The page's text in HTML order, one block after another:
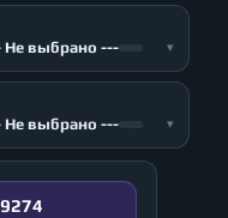
Не выбрано --- ▾
Не выбрано --- ▾